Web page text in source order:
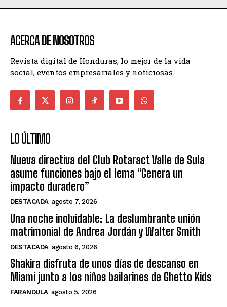
ACERCA DE NOSOTROS
Revista digital de Honduras, lo mejor de la vida
social, eventos empresariales y noticiosas.
LO ÚLTIMO
Nueva directiva del Club Rotaract Valle de Sula
asume funciones bajo el lema “Genera un
impacto duradero”
DESTACADA agosto 7, 2026
Una noche inolvidable: La deslumbrante unión
matrimonial de Andrea Jordán y Walter Smith
DESTACADA agosto 6, 2026
Shakira disfruta de unos días de descanso en
Miami junto a los niños bailarines de Ghetto Kids
FARANDULA agosto 5, 2026